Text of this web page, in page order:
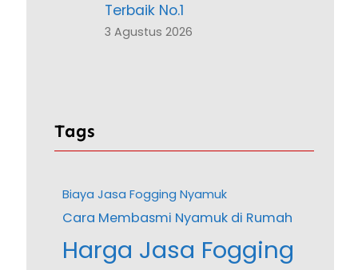
Terbaik No.1
3 Agustus 2026
Tags
Biaya Jasa Fogging Nyamuk
Cara Membasmi Nyamuk di Rumah
Harga Jasa Fogging